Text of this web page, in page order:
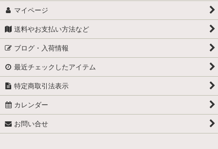
マイページ
送料やお支払い方法など
ブログ・入荷情報
最近チェックしたアイテム
特定商取引法表示
カレンダー
お問い合せ